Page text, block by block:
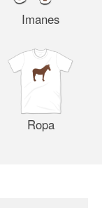
Imanes
Ropa